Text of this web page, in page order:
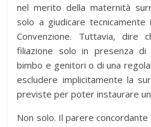
nel merito della maternità
solo a giudicare
Convenzione. Tuttavia, dire
filiazione solo in presenza
bimbo e genitori o di una
escludere implicitamente la
previste per poter instaurare
Non solo. Il parere